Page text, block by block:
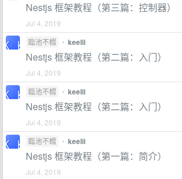
Nestjs 框架教程（第三篇：控制器）
Jul 4, 2019
臨池不輟
• keelii
Nestjs 框架教程（第二篇：入门）
Jul 4, 2019
臨池不輟
• keelii
Nestjs 框架教程（第二篇：入门）
Jul 4, 2019
臨池不輟
• keelii
Nestjs 框架教程（第一篇：简介）
Jul 4, 2019